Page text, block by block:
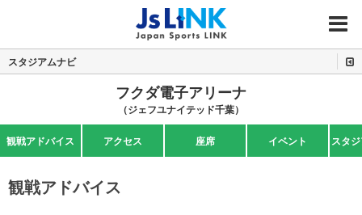
MENU
スタジアムナビ
フクダ電子アリーナ
（ジェフユナイテッド千葉）
観戦アドバイス アクセス 座席 イベント スタ
観戦アドバイス